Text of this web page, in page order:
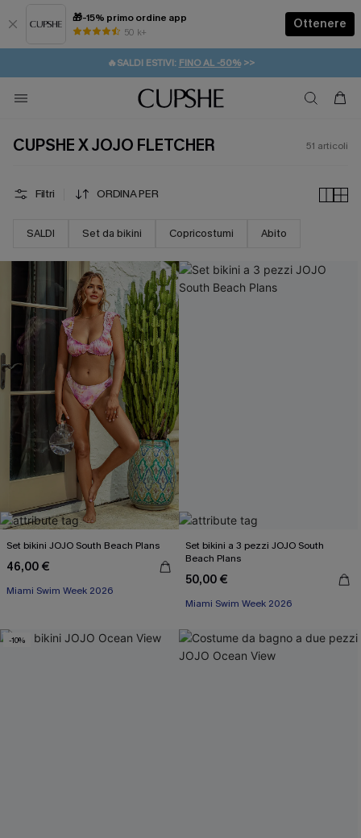
🎁-15% primo ordine app
50 k+
Ottenere
⚡️-15% SUGLI ESSENZIALI DA VACANZA | ACQUISTA
🔥SALDI ESTIVI: FINO AL -50%>>
🚚SPEDIZIONE GRATUITA DA 49€
💌REGALO PER I NUOVI: 20% DI SCONTO*
CUPSHE X JOJO FLETCHER 51 articoli
Filtri ORDINA PER
SALDI Set da bikini Copricostumi Abito
Set bikini JOJO South Beach Plans
46,00 €
Miami Swim Week 2026
Set bikini a 3 pezzi JOJO South
Beach Plans
50,00 €
Miami Swim Week 2026
-10%